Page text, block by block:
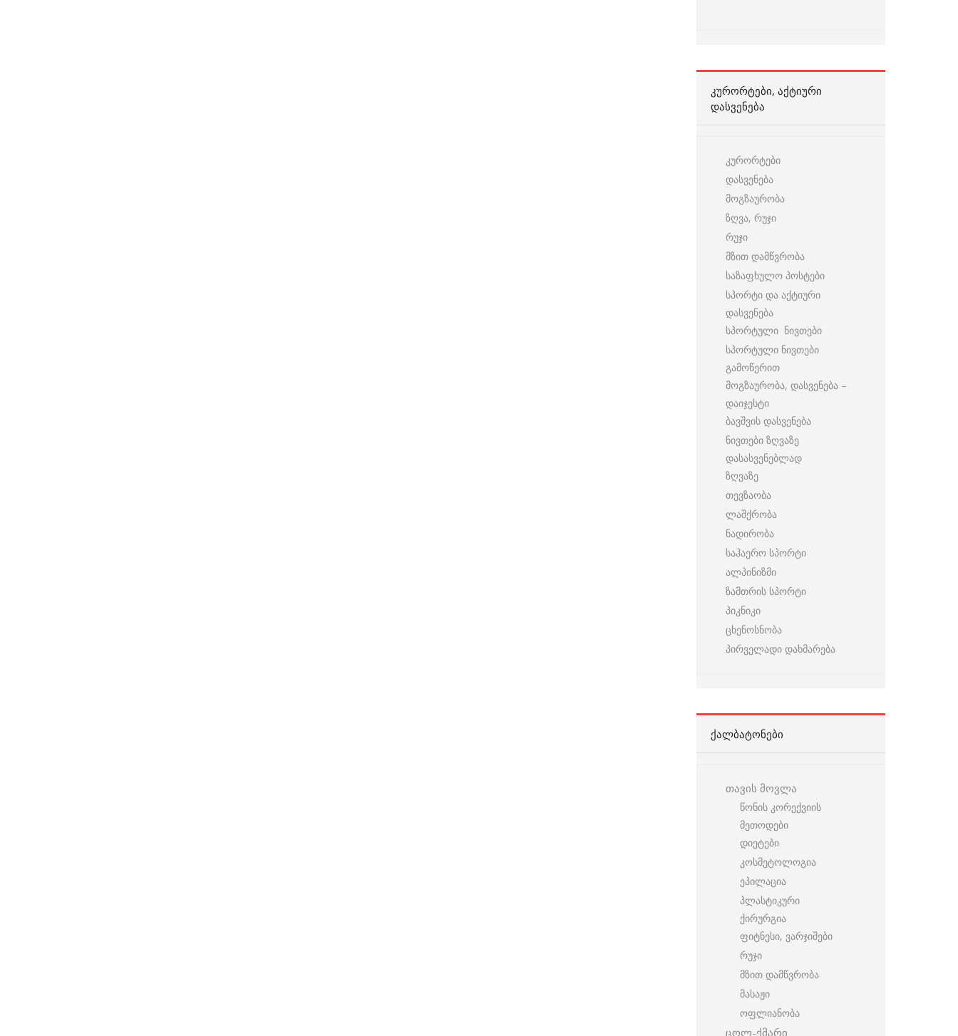
ᲙᲣᲠᲝᲠᲢᲔᲑᲘ, ᲐᲥᲢᲘᲣᲠᲘ
ᲓᲐᲡᲕᲔᲜᲔᲑᲐ
კურორტები
დასვენება
მოგზაურობა
ზღვა, რუჯი
რუჯი
მზით დამწვრობა
საზაფხულო პოსტები
სპორტი და აქტიური
დასვენება
სპორტული ნივთები
სპორტული ნივთები
გამოწერით
მოგზაურობა, დასვენება –
დაიჯესტი
ბავშვის დასვენება
ნივთები ზღვაზე
დასასვენებლად
ზღვაზე
თევზაობა
ლაშქრობა
ნადირობა
საჰაერო სპორტი
ალპინიზმი
ზამთრის სპორტი
პიკნიკი
ცხენოსნობა
პირველადი დახმარება
ᲥᲐᲚᲑᲐᲢᲝᲜᲔᲑᲘ
თავის მოვლა
წონის კორექვიის
მეთოდები
დიეტები
კოსმეტოლოგია
ეპილაცია
პლასტიკური
ქირურგია
ფიტნესი, ვარჯიშები
რუჯი
მზით დამწვრობა
მასაჟი
ოფლიანობა
ცოლ-ქმარი